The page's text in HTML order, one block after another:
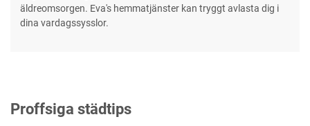
äldreomsorgen. Eva's hemmatjänster kan tryggt avlasta dig i
dina vardagssysslor.
Proffsiga städtips